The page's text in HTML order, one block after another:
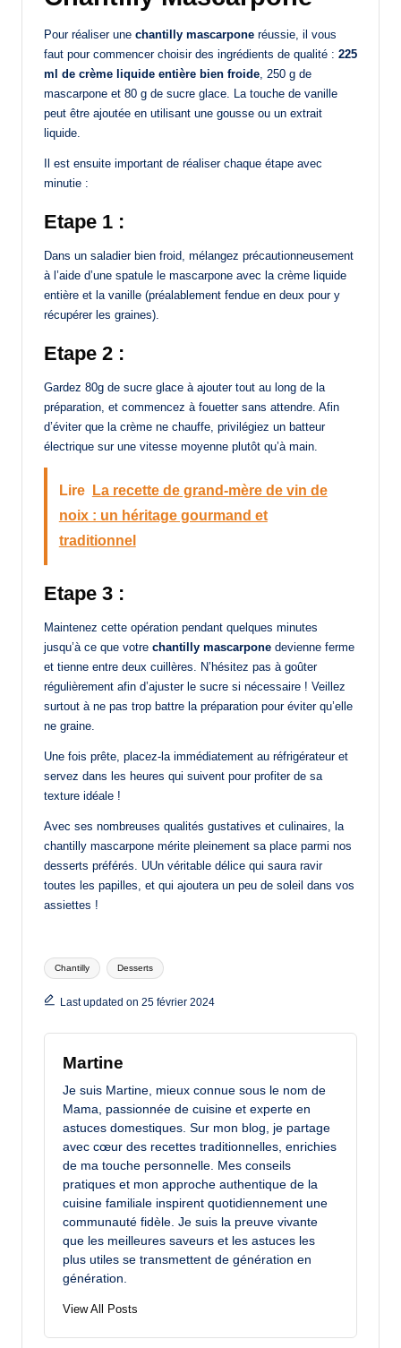
Pour réaliser une chantilly mascarpone réussie, il vous
faut pour commencer choisir des ingrédients de qualité : 225
ml de crème liquide entière bien froide , 250 g de
mascarpone et 80 g de sucre glace. La touche de vanille
peut être ajoutée en utilisant une gousse ou un extrait
liquide.
Il est ensuite important de réaliser chaque étape avec
minutie :
Etape 1 :
Dans un saladier bien froid, mélangez précautionneusement
à l’aide d’une spatule le mascarpone avec la crème liquide
entière et la vanille (préalablement fendue en deux pour y
récupérer les graines).
Etape 2 :
Gardez 80g de sucre glace à ajouter tout au long de la
préparation, et commencez à fouetter sans attendre. Afin
d’éviter que la crème ne chauffe, privilégiez un batteur
électrique sur une vitesse moyenne plutôt qu’à main.
Lire
La recette de grand-mère de vin de
noix : un héritage gourmand et
traditionnel
Etape 3 :
Maintenez cette opération pendant quelques minutes
jusqu’à ce que votre chantilly mascarpone devienne ferme
et tienne entre deux cuillères. N’hésitez pas à goûter
régulièrement afin d’ajuster le sucre si nécessaire ! Veillez
surtout à ne pas trop battre la préparation pour éviter qu’elle
ne graine.
Une fois prête, placez-la immédiatement au réfrigérateur et
servez dans les heures qui suivent pour profiter de sa
texture idéale !
Avec ses nombreuses qualités gustatives et culinaires, la
chantilly mascarpone mérite pleinement sa place parmi nos
desserts préférés. UUn véritable délice qui saura ravir
toutes les papilles, et qui ajoutera un peu de soleil dans vos
assiettes !
Tags:
Chantilly Desserts
Last updated on 25 février 2024
Martine
Je suis Martine, mieux connue sous le nom de
Mama, passionnée de cuisine et experte en
astuces domestiques. Sur mon blog, je partage
avec cœur des recettes traditionnelles, enrichies
de ma touche personnelle. Mes conseils
pratiques et mon approche authentique de la
cuisine familiale inspirent quotidiennement une
communauté fidèle. Je suis la preuve vivante
que les meilleures saveurs et les astuces les
plus utiles se transmettent de génération en
génération.
View All Posts